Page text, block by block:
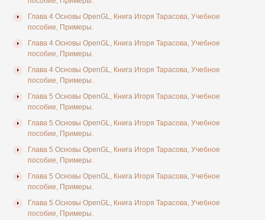
Глава 4 Основы OpenGL, Книга Игоря Тарасова, Учебное
пособие, Примеры.
Глава 4 Основы OpenGL, Книга Игоря Тарасова, Учебное
пособие, Примеры.
Глава 4 Основы OpenGL, Книга Игоря Тарасова, Учебное
пособие, Примеры.
Глава 5 Основы OpenGL, Книга Игоря Тарасова, Учебное
пособие, Примеры.
Глава 5 Основы OpenGL, Книга Игоря Тарасова, Учебное
пособие, Примеры.
Глава 5 Основы OpenGL, Книга Игоря Тарасова, Учебное
пособие, Примеры.
Глава 5 Основы OpenGL, Книга Игоря Тарасова, Учебное
пособие, Примеры.
Глава 5 Основы OpenGL, Книга Игоря Тарасова, Учебное
пособие, Примеры.